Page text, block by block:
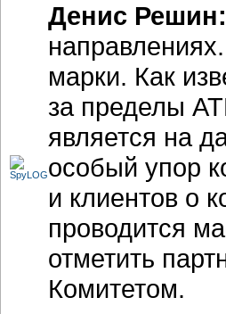
Денис Решин:
направлениях.
марки. Как
за пределы
является на
особый упор
и клиентов о
проводится
отметить
Комитетом.